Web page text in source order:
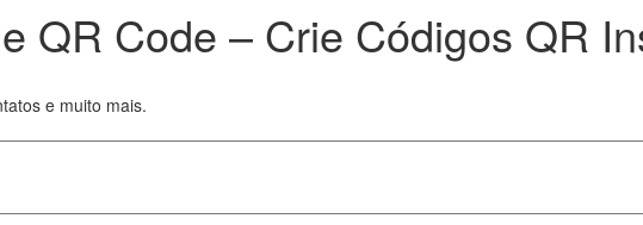
QR Code – Crie Códigos QR
e muito mais.